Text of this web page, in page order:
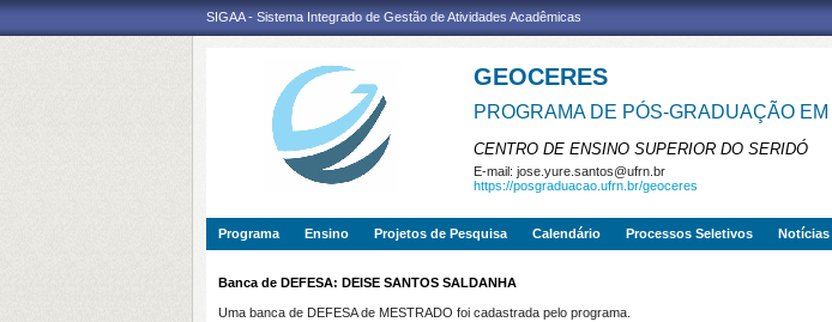
SIGAA - Sistema Integrado de Gestão de Atividades Acadêmicas
GEOCERES
PROGRAMA DE PÓS-GRADUAÇÃO
CENTRO DE ENSINO SUPERIOR DO SERIDÓ
E-mail: jose.yure.santos@ufrn.br
https://posgraduacao.ufrn.br/geoceres
Programa Ensino Projetos de Pesquisa Calendário Processos Seletivos Notícias
Banca de DEFESA: DEISE SANTOS SALDANHA
Uma banca de DEFESA de MESTRADO foi cadastrada pelo programa.